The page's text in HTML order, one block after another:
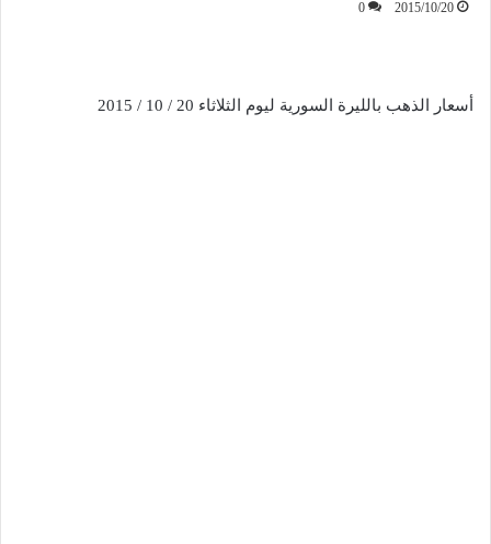
2015/10/20
0
أسعار الذهب بالليرة السورية ليوم الثلاثاء 20 / 10 / 2015